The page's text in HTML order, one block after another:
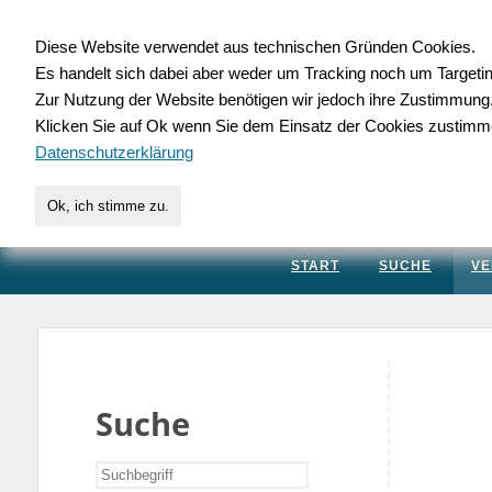
für Handwerk,
START SUCHE
Suche
Diese Website verwendet aus technischen Gründen Cookies.
Es handelt sich dabei aber weder um Tracking noch um
Zur Nutzung der Website benötigen wir jedoch ihre Zustimmung.
Klicken Sie auf Ok wenn Sie dem Einsatz der Cookies
Datenschutzerklärung
Ok, ich stimme zu.